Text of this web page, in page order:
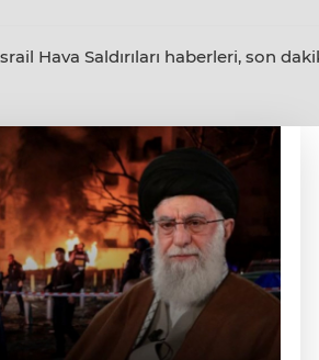
Hava Saldırıları haberleri, son